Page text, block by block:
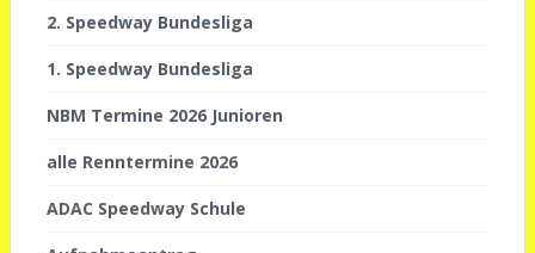
2. Speedway Bundesliga
1. Speedway Bundesliga
NBM Termine 2026 Junioren
alle Renntermine 2026
ADAC Speedway Schule